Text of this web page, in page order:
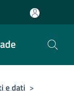
e dati >